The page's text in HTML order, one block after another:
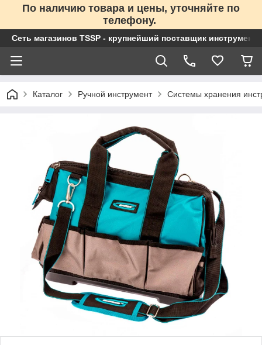
По наличию товара и цены, уточняйте по
телефону.
Сеть магазинов TSSP - крупнейший поставщик
Каталог Ручной инструмент Системы хранения